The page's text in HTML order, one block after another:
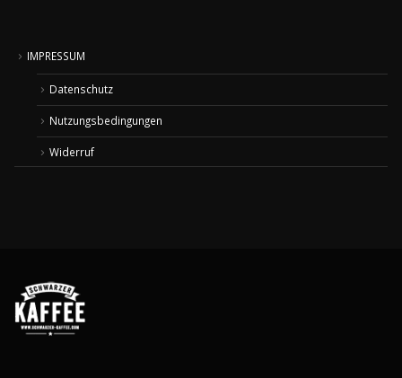
IMPRESSUM
Datenschutz
Nutzungsbedingungen
Widerruf